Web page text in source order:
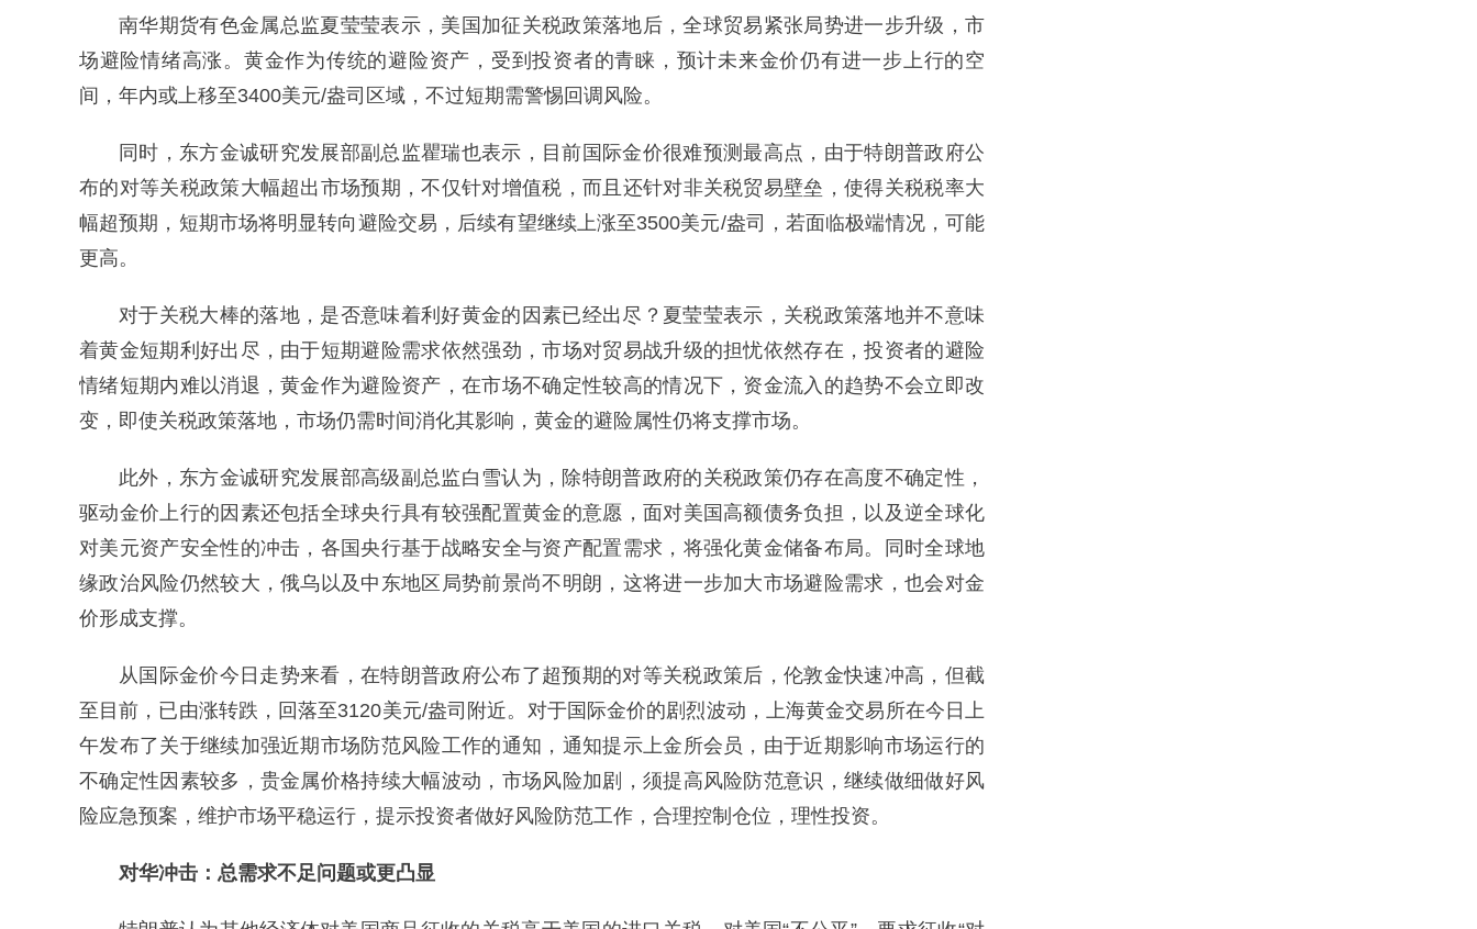
南华期货有色金属总监夏莹莹表示，美国加征关税政策落地后，全球贸易紧张局势进一步升级，市
场避险情绪高涨。黄金作为传统的避险资产，受到投资者的青睐，预计未来金价仍有进一步上行的空
间，年内或上移至3400美元/盎司区域，不过短期需警惕回调风险。
同时，东方金诚研究发展部副总监瞿瑞也表示，目前国际金价很难预测最高点，由于特朗普政府公
布的对等关税政策大幅超出市场预期，不仅针对增值税，而且还针对非关税贸易壁垒，使得关税税率大
幅超预期，短期市场将明显转向避险交易，后续有望继续上涨至3500美元/盎司，若面临极端情况，可能
更高。
对于关税大棒的落地，是否意味着利好黄金的因素已经出尽？夏莹莹表示，关税政策落地并不意味
着黄金短期利好出尽，由于短期避险需求依然强劲，市场对贸易战升级的担忧依然存在，投资者的避险
情绪短期内难以消退，黄金作为避险资产，在市场不确定性较高的情况下，资金流入的趋势不会立即改
变，即使关税政策落地，市场仍需时间消化其影响，黄金的避险属性仍将支撑市场。
此外，东方金诚研究发展部高级副总监白雪认为，除特朗普政府的关税政策仍存在高度不确定性，
驱动金价上行的因素还包括全球央行具有较强配置黄金的意愿，面对美国高额债务负担，以及逆全球化
对美元资产安全性的冲击，各国央行基于战略安全与资产配置需求，将强化黄金储备布局。同时全球地
缘政治风险仍然较大，俄乌以及中东地区局势前景尚不明朗，这将进一步加大市场避险需求，也会对金
价形成支撑。
从国际金价今日走势来看，在特朗普政府公布了超预期的对等关税政策后，伦敦金快速冲高，但截
至目前，已由涨转跌，回落至3120美元/盎司附近。对于国际金价的剧烈波动，上海黄金交易所在今日上
午发布了关于继续加强近期市场防范风险工作的通知，通知提示上金所会员，由于近期影响市场运行的
不确定性因素较多，贵金属价格持续大幅波动，市场风险加剧，须提高风险防范意识，继续做细做好风
险应急预案，维护市场平稳运行，提示投资者做好风险防范工作，合理控制仓位，理性投资。
对华冲击：总需求不足问题或更凸显